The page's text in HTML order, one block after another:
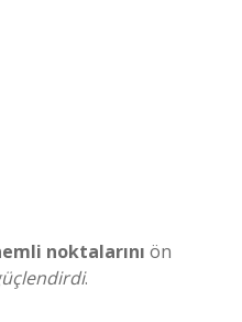
noktalarını ön
.